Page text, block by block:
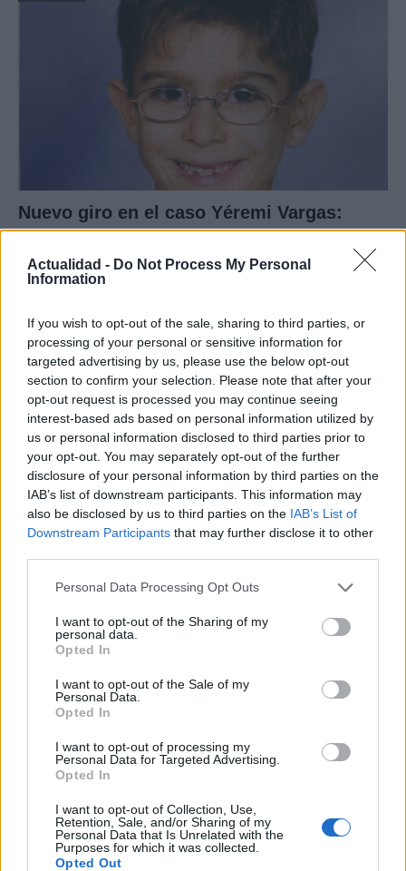
Actualidad - Do Not Process My Personal
Information
If you wish to opt-out of the sale, sharing to third parties, or
processing of your personal or sensitive information for
targeted advertising by us, please use the below opt-out
section to confirm your selection. Please note that after your
opt-out request is processed you may continue seeing
interest-based ads based on personal information utilized by
us or personal information disclosed to third parties prior to
your opt-out. You may separately opt-out of the further
disclosure of your personal information by third parties on the
IAB’s list of downstream participants. This information may
also be disclosed by us to third parties on the IAB’s List of
Downstream Participants that may further disclose it to other
Please note that this website/app uses one or more Google
not limited to your visit or usage behaviour. You may click to
grant or deny consent to Google and its third-party tags to
use your data for below specified purposes in below Google
consent section.
Personal Data Processing Opt Outs
I want to opt-out of the Sharing of my
personal data.
Opted In
I want to opt-out of the Sale of my
Personal Data.
Opted In
I want to opt-out of processing my
Personal Data for Targeted Advertising.
Opted In
I want to opt-out of Collection, Use,
Retention, Sale, and/or Sharing of my
Personal Data that Is Unrelated with the
Purposes for which it was collected.
Opted Out
Nuevo giro en el caso Yéremi Vargas:
desvelan el informe forense
El ‘caso Yéremi Vargas’, el niño desaparecido en 2007…
CRÓNICA
Curso de verano de la Universidad de La
gastronómica
La Universidad de La Rioja despidió a 60…
CRÓNICA